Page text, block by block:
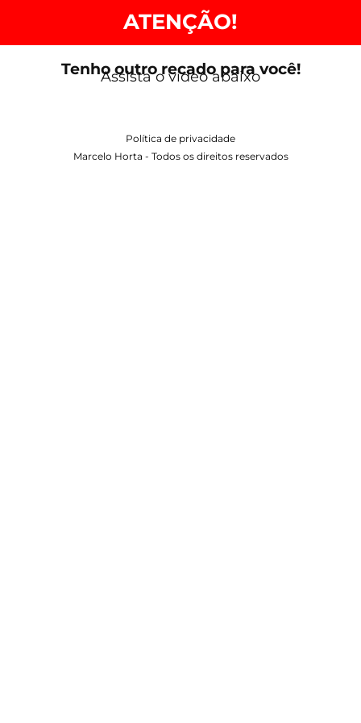
ATENÇÃO!
Tenho outro recado para você!
Assista o vídeo abaixo
Política de privacidade
Marcelo Horta - Todos os direitos reservados